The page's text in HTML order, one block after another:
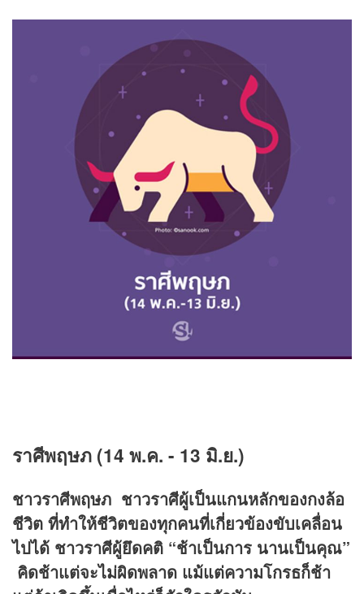
ราศีพฤษภ (14 พ.ค. - 13 มิ.ย.)
ชาวราศีพฤษภ ชาวราศีผู้เป็นแกนหลักของกงล้อ
ชีวิต ที่ทำให้ชีวิตของทุกคนที่เกี่ยวข้องขับเคลื่อน
ไปได้ ชาวราศีผู้ยึดคติ “ช้าเป็นการ นานเป็นคุณ”
คิดช้าแต่จะไม่ผิดพลาด แม้แต่ความโกรธก็ช้า